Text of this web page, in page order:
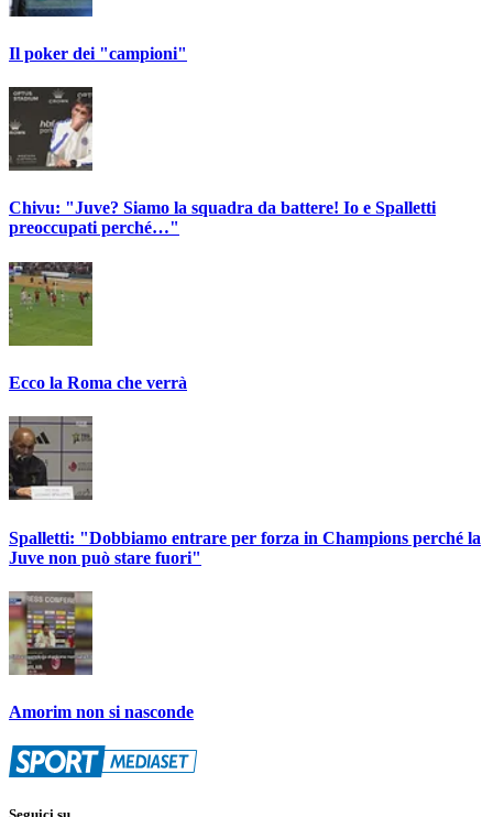
Il poker dei "campioni"
Chivu: "Juve? Siamo la squadra da battere! Io e Spalletti
preoccupati perché…"
Ecco la Roma che verrà
Spalletti: "Dobbiamo entrare per forza in Champions perché la
Juve non può stare fuori"
Amorim non si nasconde